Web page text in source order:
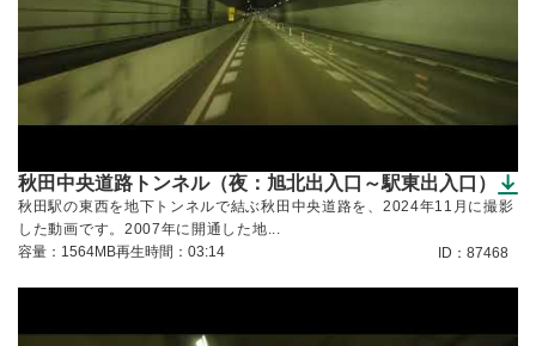
秋田中央道路トンネル（夜：旭北出入口～駅東出入口）
（ダウンロードできます）
秋田駅の東西を地下トンネルで結ぶ秋田中央道路を、2024年11月に撮影
した動画です。2007年に開通した地...
容量：1564MB再生時間：03:14 ID：87468